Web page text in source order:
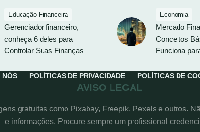
Educação Financeira
Gerenciador financeiro,
conheça 6 deles para
Controlar Suas Finanças
Economia
Mercado
Conceitos
Funciona
NÓS POLÍTICAS DE PRIVACIDADE POLÍTICAS DE
AVISO LEGAL
gratuitas como Pixabay, Freepik, Pexels e outros.
e informações. Procure sempre um profissional